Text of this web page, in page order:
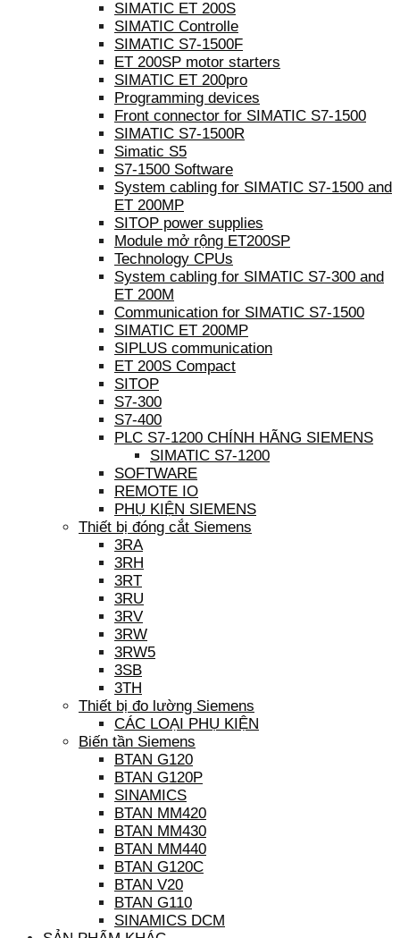
SIMATIC ET 200S
SIMATIC Controlle
SIMATIC S7-1500F
ET 200SP motor starters
SIMATIC ET 200pro
Programming devices
Front connector for SIMATIC S7-1500
SIMATIC S7-1500R
Simatic S5
S7-1500 Software
System cabling for SIMATIC S7-1500 and
ET 200MP
SITOP power supplies
Module mở rộng ET200SP
Technology CPUs
System cabling for SIMATIC S7-300 and
ET 200M
Communication for SIMATIC S7-1500
SIMATIC ET 200MP
SIPLUS communication
ET 200S Compact
SITOP
S7-300
S7-400
PLC S7-1200 CHÍNH HÃNG SIEMENS
SIMATIC S7-1200
SOFTWARE
REMOTE IO
PHỤ KIỆN SIEMENS
Thiết bị đóng cắt Siemens
3RA
3RH
3RT
3RU
3RV
3RW
3RW5
3SB
3TH
Thiết bị đo lường Siemens
CÁC LOẠI PHỤ KIỆN
Biến tần Siemens
BTAN G120
BTAN G120P
SINAMICS
BTAN MM420
BTAN MM430
BTAN MM440
BTAN G120C
BTAN V20
BTAN G110
SINAMICS DCM